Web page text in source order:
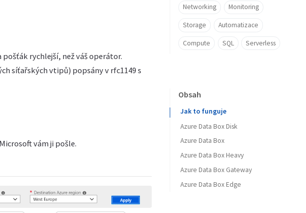
rychlejší, než váš operátor.
síťařských vtipů) popsány v rfc1149 s
vám ji pošle.
Networking Monitoring
Storage Automatizace
Compute SQL Serverless
Obsah
Jak to funguje
Azure Data Box Disk
Azure Data Box
Azure Data Box Heavy
Azure Data Box Gateway
Azure Data Box Edge